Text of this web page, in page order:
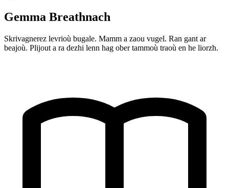
Gemma Breathnach
Skrivagnerez levrioù bugale. Mamm a zaou vugel. Ran gant ar
beajoù. Plijout a ra dezhi lenn hag ober tammoù traoù en he liorzh.